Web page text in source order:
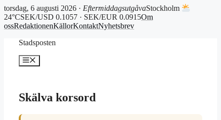
torsdag, 6 augusti 2026 · EftermiddagsutgåvaStockholm
24°CSEK/USD 0.1057 · SEK/EUR 0.0915Om
ossRedaktionenKällorKontaktNyhetsbrev
Stadsposten
Meny
Skälva korsord